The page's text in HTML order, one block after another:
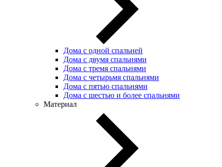
Дома с одной спальней
Дома с двумя спальнями
Дома с тремя спальнями
Дома с четырьмя спальнями
Дома с пятью спальнями
Дома с шестью и более спальнями
Материал